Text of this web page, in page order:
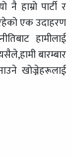
हाम्रो पार्टी र
एक उदाहरण
हामीलाई
बारम्बार
खोज्नेहरूलाई